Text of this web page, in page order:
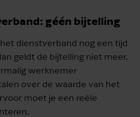
géén bijtelling
dienstverband nog een tijd
geldt de bijtelling niet meer.
werknemer
over de waarde van het
moet je een reële